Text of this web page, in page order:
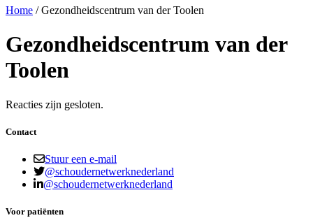
Home /Gezondheidscentrum van der Toolen
Gezondheidscentrum van der
Toolen
Reacties zijn gesloten.
Contact
Stuur een e-mail
@schoudernetwerknederland
@schoudernetwerknederland
Voor patiënten